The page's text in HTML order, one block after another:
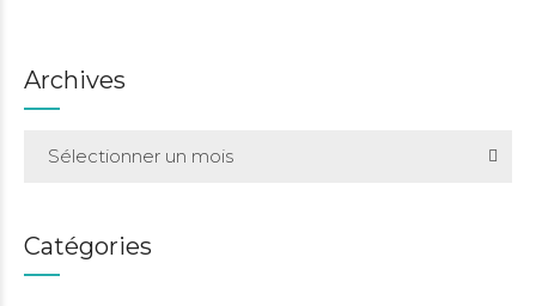
Archives
Sélectionner un mois
Catégories